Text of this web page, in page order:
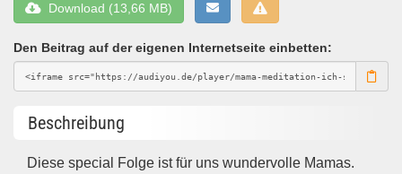
Download (13,66 MB)
Den Beitrag auf der eigenen Internetseite einbetten:
Beschreibung
Diese special Folge ist für uns wundervolle Mamas.